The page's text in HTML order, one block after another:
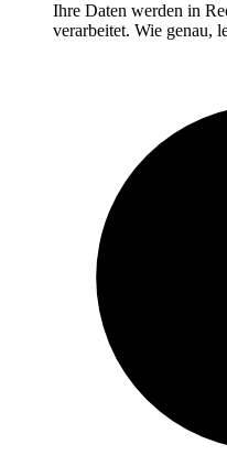
Ihre Daten werden in
verarbeitet. Wie genau,